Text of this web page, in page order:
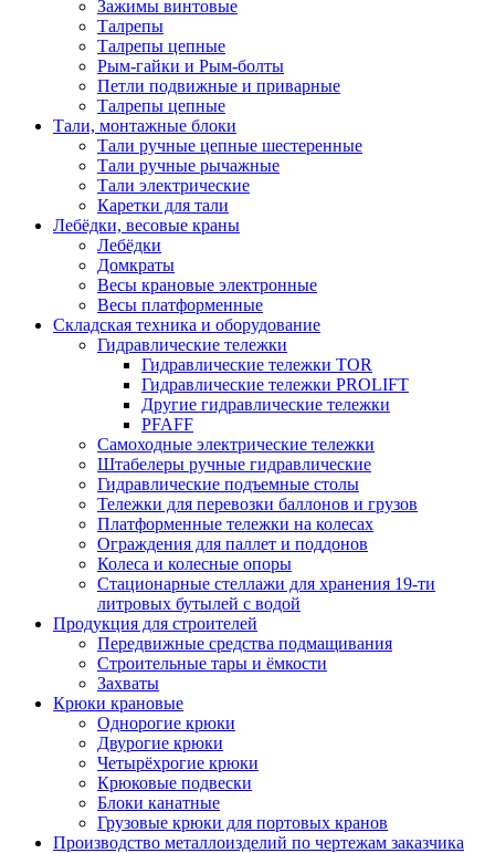
Зажимы винтовые
Талрепы
Талрепы цепные
Рым-гайки и Рым-болты
Петли подвижные и приварные
Талрепы цепные
Тали, монтажные блоки
Тали ручные цепные шестеренные
Тали ручные рычажные
Тали электрические
Каретки для тали
Лебёдки, весовые краны
Лебёдки
Домкраты
Весы крановые электронные
Весы платформенные
Складская техника и оборудование
Гидравлические тележки
Гидравлические тележки TOR
Гидравлические тележки PROLIFT
Другие гидравлические тележки
PFAFF
Самоходные электрические тележки
Штабелеры ручные гидравлические
Гидравлические подъемные столы
Тележки для перевозки баллонов и грузов
Платформенные тележки на колесах
Ограждения для паллет и поддонов
Колеса и колесные опоры
Стационарные стеллажи для хранения 19-ти
литровых бутылей с водой
Продукция для строителей
Передвижные средства подмащивания
Строительные тары и ёмкости
Захваты
Крюки крановые
Однорогие крюки
Двурогие крюки
Четырёхрогие крюки
Крюковые подвески
Блоки канатные
Грузовые крюки для портовых кранов
Производство металлоизделий по чертежам заказчика